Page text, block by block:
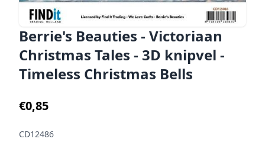
Berrie's Beauties - Victoriaan
Christmas Tales - 3D knipvel -
Timeless Christmas Bells
€0,85
CD12486